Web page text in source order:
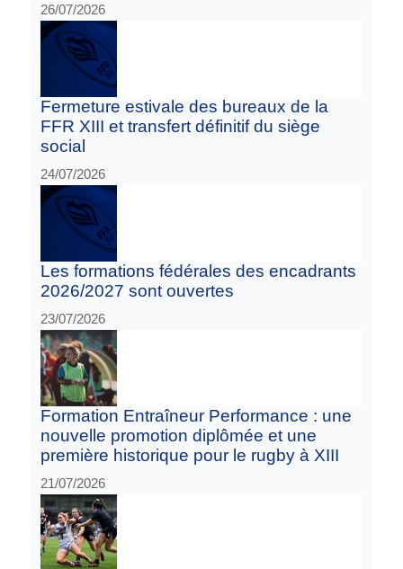
26/07/2026
Fermeture estivale des bureaux de la
FFR XIII et transfert définitif du siège
social
24/07/2026
Les formations fédérales des encadrants
2026/2027 sont ouvertes
23/07/2026
Formation Entraîneur Performance : une
nouvelle promotion diplômée et une
première historique pour le rugby à XIII
21/07/2026